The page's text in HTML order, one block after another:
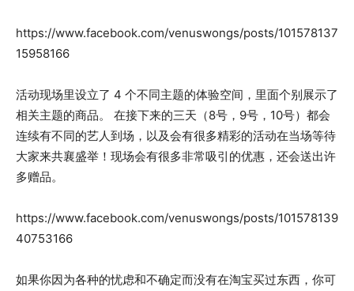
https://www.facebook.com/venuswongs/posts/101578137
15958166
活动现场里设立了 4 个不同主题的体验空间，里面个别展示了
相关主题的商品。 在接下来的三天（8号，9号，10号）都会
连续有不同的艺人到场，以及会有很多精彩的活动在当场等待
大家来共襄盛举！现场会有很多非常吸引的优惠，还会送出许
多赠品。
https://www.facebook.com/venuswongs/posts/101578139
40753166
如果你因为各种的忧虑和不确定而没有在淘宝买过东西，你可